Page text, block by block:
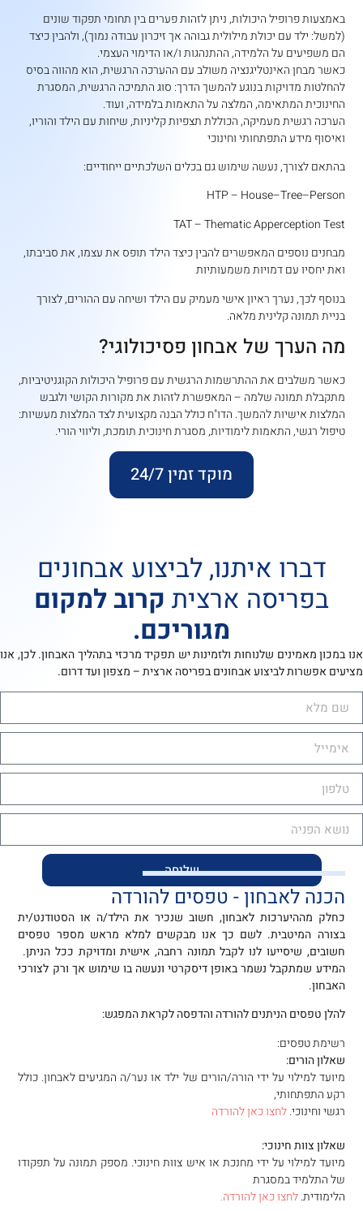
באמצעות פרופיל היכולות, ניתן לזהות פערים בין תחומי תפקוד שונים
(למשל: ילד עם יכולת מילולית גבוהה אך זיכרון עבודה נמוך), ולהבין כיצד
הם משפיעים על הלמידה, ההתנהגות ו/או הדימוי העצמי.
כאשר מבחן האינטליגנציה משולב עם ההערכה הרגשית, הוא מהווה בסיס
להחלטות מדויקות בנוגע להמשך הדרך: סוג התמיכה הרגשית, המסגרת
החינוכית המתאימה, המלצה על התאמות בלמידה, ועוד.
הערכה רגשית מעמיקה, הכוללת תצפיות קליניות, שיחות עם הילד והוריו,
ואיסוף מידע התפתחותי וחינוכי
בהתאם לצורך, נעשה שימוש גם בכלים השלכתיים ייחודיים:
HTP – House–Tree–Person
TAT – Thematic Apperception Test
מבחנים נוספים המאפשרים להבין כיצד הילד תופס את עצמו, את סביבתו,
ואת יחסיו עם דמויות משמעותיות
בנוסף לכך, נערך ראיון אישי מעמיק עם הילד ושיחה עם ההורים, לצורך
בניית תמונה קלינית מלאה.
מה הערך של אבחון פסיכולוגי?
כאשר משלבים את ההתרשמות הרגשית עם פרופיל היכולות הקוגניטיביות,
מתקבלת תמונה שלמה – המאפשרת לזהות את מקורות הקושי ולגבש
המלצות אישיות להמשך. הדו"ח כולל הבנה מקצועית לצד המלצות מעשיות:
טיפול רגשי, התאמות לימודיות, מסגרת חינוכית תומכת, וליווי הורי.
מוקד זמין 24/7
דברו איתנו, לביצוע אבחונים
בפריסה ארצית קרוב למקום
מגוריכם.
במכון מאמינים שלנוחות ולזמינות יש תפקיד מרכזי בתהליך האבחון. לכן, אנו
אפשרות לביצועאבחונים בפריסה ארצית – מצפון ועד דרום.
שליחה
הכנה לאבחון - טפסים להורדה
כחלק מההיערכות לאבחון, חשוב שנכיר את הילד/ה או הסטודנט/ית
בצורה המיטבית. לשם כך אנו מבקשים למלא מראש מספר טפסים
חשובים, שיסייעו לנו לקבל תמונה רחבה, אישית ומדויקת ככל הניתן.
המידע שמתקבל נשמר באופן דיסקרטי ונעשה בו שימוש אך ורק לצורכי
האבחון.
להלן טפסים הניתנים להורדה והדפסה לקראת המפגש:
רשימת טפסים:
שאלון הורים:
מיועד למילוי על ידי הורה/הורים של ילד או נער/ה המגיעים לאבחון. כולל
רקע התפתחותי,
רגשי וחינוכי.לחצו כאן להורדה
שאלון צוות חינוכי:
מיועד למילוי על ידי מחנכת או איש צוות חינוכי. מספק תמונה על תפקודו
של התלמיד במסגרת
הלימודית.לחצו כאן להורדה.